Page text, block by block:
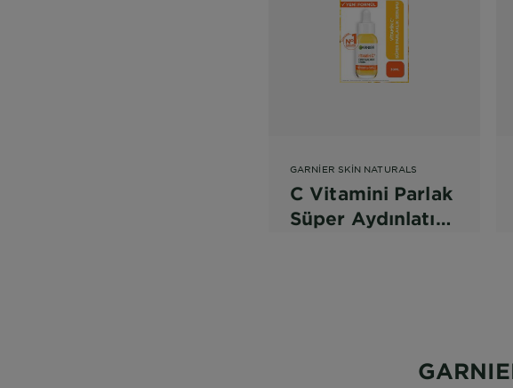
GARNIER SKIN NATURALS
C Vitamini Parlak
Süper Aydınlatıcı